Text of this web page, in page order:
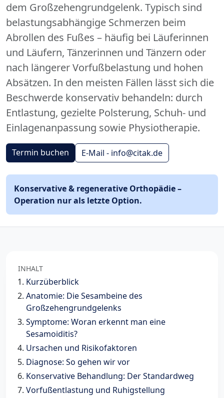
dem Großzehengrundgelenk. Typisch sind
belastungsabhängige Schmerzen beim
Abrollen des Fußes – häufig bei Läuferinnen
und Läufern, Tänzerinnen und Tänzern oder
nach längerer Vorfußbelastung und hohen
Absätzen. In den meisten Fällen lässt sich die
Beschwerde konservativ behandeln: durch
Entlastung, gezielte Polsterung, Schuh- und
Einlagenanpassung sowie Physiotherapie.
Termin buchen E-Mail - info@citak.de
Konservative & regenerative Orthopädie –
Operation nur als letzte Option.
INHALT
Kurzüberblick
Anatomie: Die Sesambeine des
Großzehengrundgelenks
Symptome: Woran erkennt man eine
Sesamoiditis?
Ursachen und Risikofaktoren
Diagnose: So gehen wir vor
Konservative Behandlung: Der Standardweg
Vorfußentlastung und Ruhigstellung